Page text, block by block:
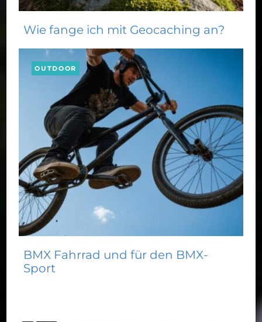
Wie fange ich mit Geocaching an?
OUTDOOR
BMX Fahrrad und für den BMX-
Sport